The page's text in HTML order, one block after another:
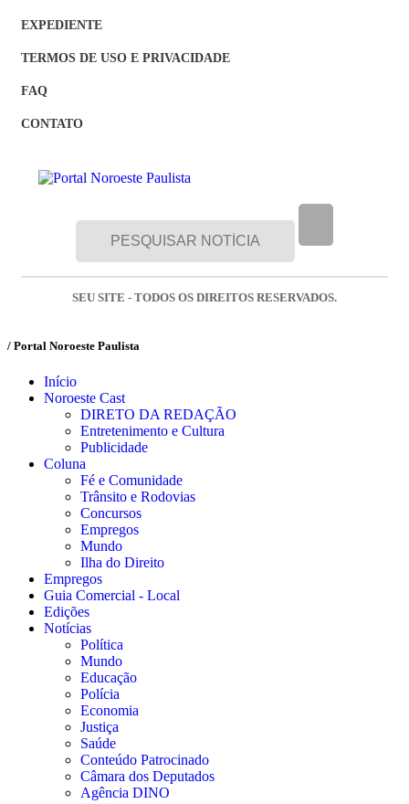
EXPEDIENTE
TERMOS DE USO E PRIVACIDADE
FAQ
CONTATO
SEU SITE - TODOS OS DIREITOS RESERVADOS.
/ Portal Noroeste Paulista
Início
Noroeste Cast
DIRETO DA REDAÇÃO
Entretenimento e Cultura
Publicidade
Coluna
Fé e Comunidade
Trânsito e Rodovias
Concursos
Empregos
Mundo
Ilha do Direito
Empregos
Guia Comercial - Local
Edições
Notícias
Política
Mundo
Educação
Polícia
Economia
Justiça
Saúde
Conteúdo Patrocinado
Câmara dos Deputados
Agência DINO